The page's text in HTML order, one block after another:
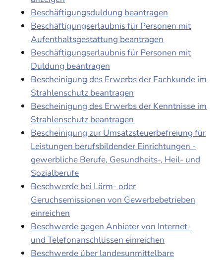
Beschäftigungsduldung beantragen
Beschäftigungserlaubnis für Personen mit
Aufenthaltsgestattung beantragen
Beschäftigungserlaubnis für Personen mit
Duldung beantragen
Bescheinigung des Erwerbs der Fachkunde im
Strahlenschutz beantragen
Bescheinigung des Erwerbs der Kenntnisse im
Strahlenschutz beantragen
Bescheinigung zur Umsatzsteuerbefreiung für
Leistungen berufsbildender Einrichtungen -
gewerbliche Berufe, Gesundheits-, Heil- und
Sozialberufe
Beschwerde bei Lärm- oder
Geruchsemissionen von Gewerbebetrieben
einreichen
Beschwerde gegen Anbieter von Internet-
und Telefonanschlüssen einreichen
Beschwerde über landesunmittelbare